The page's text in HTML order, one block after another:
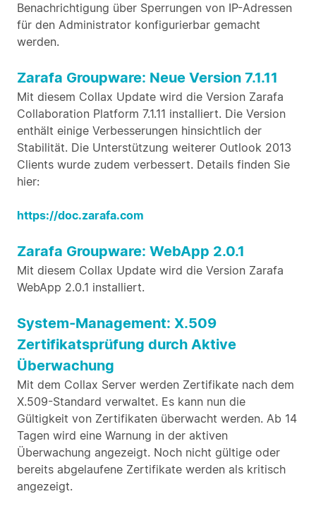
Benachrichtigung über Sperrungen von IP-Adressen
für den Administrator konfigurierbar gemacht
werden.
Zarafa Groupware: Neue Version 7.1.11
Mit diesem Collax Update wird die Version Zarafa
Collaboration Platform 7.1.11 installiert. Die Version
enthält einige Verbesserungen hinsichtlich der
Stabilität. Die Unterstützung weiterer Outlook 2013
Clients wurde zudem verbessert. Details finden Sie
hier:
https://doc.zarafa.com
Zarafa Groupware: WebApp 2.0.1
Mit diesem Collax Update wird die Version Zarafa
WebApp 2.0.1 installiert.
System-Management: X.509
Zertifikatsprüfung durch Aktive
Überwachung
Mit dem Collax Server werden Zertifikate nach dem
X.509-Standard verwaltet. Es kann nun die
Gültigkeit von Zertifikaten überwacht werden. Ab 14
Tagen wird eine Warnung in der aktiven
Überwachung angezeigt. Noch nicht gültige oder
bereits abgelaufene Zertifikate werden als kritisch
angezeigt.